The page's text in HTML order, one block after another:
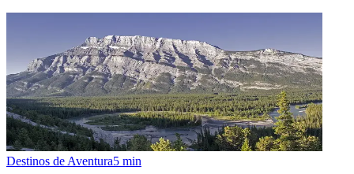
Destinos de Aventura5 min